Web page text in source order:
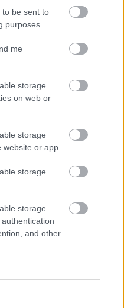
to be sent to
purposes.
me
storage
on web or
storage
or app.
storage
storage
and other
εάν ο Τραμπ έχει
από την
για